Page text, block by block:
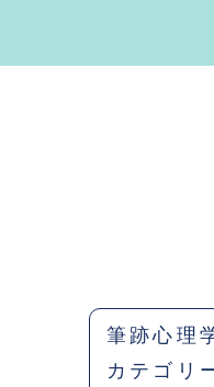
筆跡心理
カテゴリ